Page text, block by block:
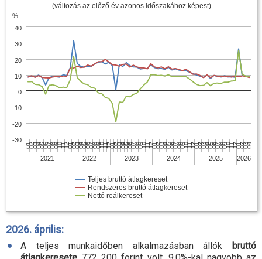
%
(változás az előző év azonos időszakához képest)
Teljes bruttó átlagkereset
Rendszeres bruttó átlagkereset
Nettó reálkereset
01
2021
020304050607080910111201
2022
020304050607080910111201
2023
020304050607080910111201
2024
020304050607080910111201
2025
020304050607080910111201
2026
020304
-30
-20
-10
0
10
20
30
40
2026. április:
A teljes munkaidőben alkalmazásban állók bruttó